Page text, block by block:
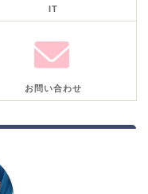
IT
お問い合わせ